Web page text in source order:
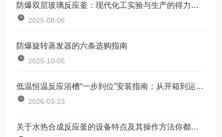
防爆双层玻璃反应釜：现代化工实验与生产的得力助手
2025-08-06
防爆旋转蒸发器的六条选购指南
2025-10-05
低温恒温反应浴槽“一步到位”安装指南：从开箱到运行的完整流程
2026-03-23
关于水热合成反应釜的设备特点及其操作方法你都了解多少